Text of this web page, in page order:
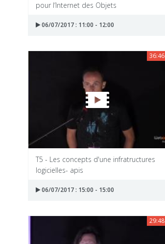
pour l’Internet des Objets
06/07/2017 : 11:00 - 12:00
36:46
T5 - Les concepts d'une infratructures
logicielles- apis
06/07/2017 : 15:00 - 15:00
29:48